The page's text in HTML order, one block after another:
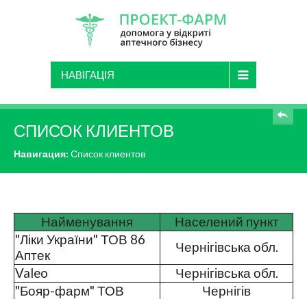
НАВІГАЦІЯ
СПИСОК КЛИЕНТОВ
Навигация: Список клиентов
Найменування
Населений пункт
"Ліки України" ТОВ 86
Аптек
Чернігівська обл.
Valeo
Чернігівська обл.
"Бояр-фарм" ТОВ
Чернігів